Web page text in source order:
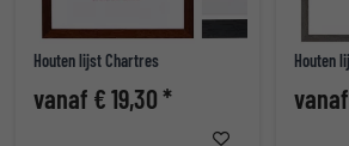
Houten lijst Chartres
vanaf € 19,30 *
Houten